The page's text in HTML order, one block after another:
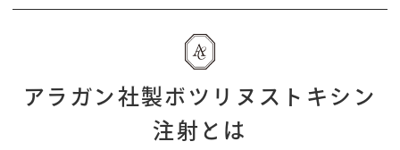
アラガン社製ボツリヌストキシン
注射 とは